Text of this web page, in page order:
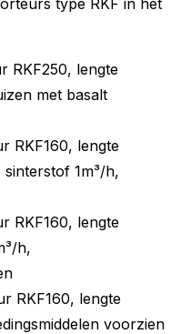
type RKF in het
RKF250, lengte
met basalt
RKF160, lengte
1m³/h,
RKF160, lengte
h,
RKF160, lengte
voorzien